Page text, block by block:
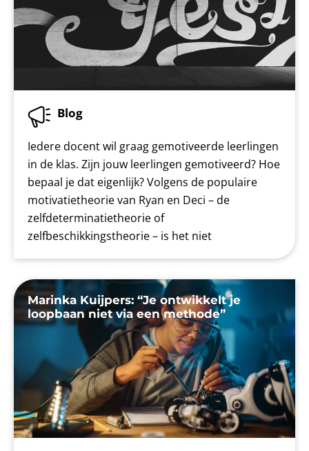
Blog
Iedere docent wil graag gemotiveerde leerlingen
in de klas. Zijn jouw leerlingen gemotiveerd? Hoe
bepaal je dat eigenlijk? Volgens de populaire
motivatietheorie van Ryan en Deci – de
zelfdeterminatietheorie of
zelfbeschikkingstheorie – is het niet
Marinka Kuijpers: “Je ontwikkelt je
loopbaan niet via een methode”